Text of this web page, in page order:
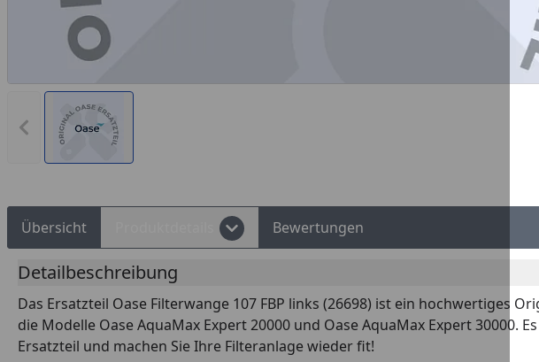
Vorheriges Bild anzeigen
Rechnungskauf
Übersicht Bewertungen
Detailbeschreibung
Das Ersatzteil Oase Filterwange 107 FBP links (26698) ist ein hochwertiges
die Modelle Oase AquaMax Expert 20000 und Oase AquaMax Expert 30000.
Ersatzteil und machen Sie Ihre Filteranlage wieder fit!